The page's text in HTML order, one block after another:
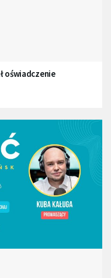
oświadczenie